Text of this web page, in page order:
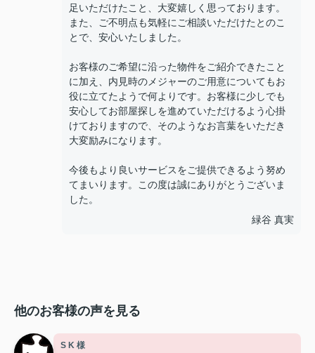
足いただけたこと、大変嬉しく思っております。
また、ご不明点も気軽にご相談いただけたとのこ
とで、安心いたしました。
お客様のご希望に沿った物件をご紹介できたこと
に加え、内見時のメジャーのご用意についてもお
役に立てたようで何よりです。お客様に少しでも
安心してお部屋探しを進めていただけるよう心掛
けておりますので、そのようなお言葉をいただき
大変励みになります。
今後もより良いサービスをご提供できるよう努め
てまいります。この度は誠にありがとうございま
した。
緑谷 真実
他のお客様の声を見る
S K 様